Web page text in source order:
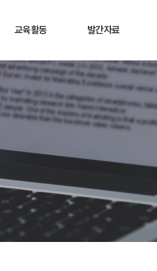
교육활동
소개
학부생
발간자료
JER
Working paper